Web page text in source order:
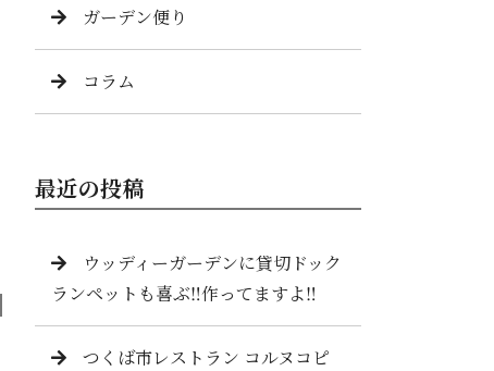
ガーデン便り
コラム
最近の投稿
ウッディーガーデンに貸切ドック
ランペットも喜ぶ‼️作ってますよ‼️
つくば市レストラン コルヌコピ